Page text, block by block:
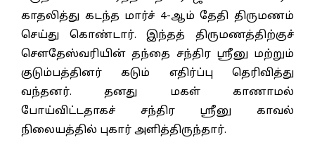
காதலித்து கடந்த மார்ச் 4-ஆம் தேதி திருமணம்
செய்து கொண்டார். இந்தத் திருமணத்திற்குச்
சௌதேஸ்வரியின் தந்தை சந்திர ஸ்ரீனு மற்றும்
குடும்பத்தினர் கடும் எதிர்ப்பு தெரிவித்து
வந்தனர். தனது மகள் காணாமல்
போய்விட்டதாகச் சந்திர ஸ்ரீனு காவல்
நிலையத்தில் புகார் அளித்திருந்தார்.